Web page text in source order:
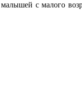
малышей с малого